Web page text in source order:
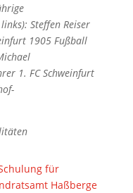
Steffen Reiser
1905 Fußball
1. FC Schweinfurt
für
Haßberge